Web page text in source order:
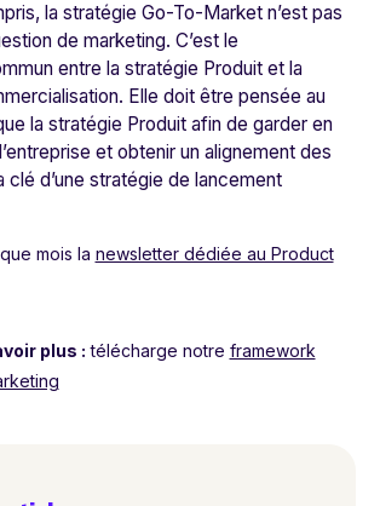
la stratégie Go-To-Market n’est pas
de marketing. C’est le
entre la stratégie Produit et la
Elle doit être pensée au
la stratégie Produit afin de garder en
et obtenir un alignement des
d’une stratégie de lancement
mois la newsletter dédiée au Product
plus : télécharge notre framework